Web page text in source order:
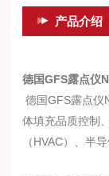
产品介绍
德国GFS露点仪
德国GFS露点仪
体填充品质控制
（HVAC）、半